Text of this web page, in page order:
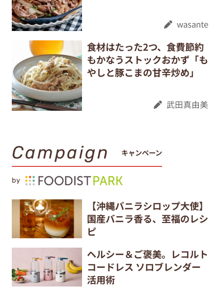
wasante
食材はたった2つ、食費節約
もかなうストックおかず「も
やしと豚こまの甘辛炒め」
武田真由美
Campaign キャンペーン
by
【沖縄バニラシロップ大使】
国産バニラ香る、至福のレシ
ピ
ヘルシー＆ご褒美。レコルト
コードレス ソロブレンダー
活用術